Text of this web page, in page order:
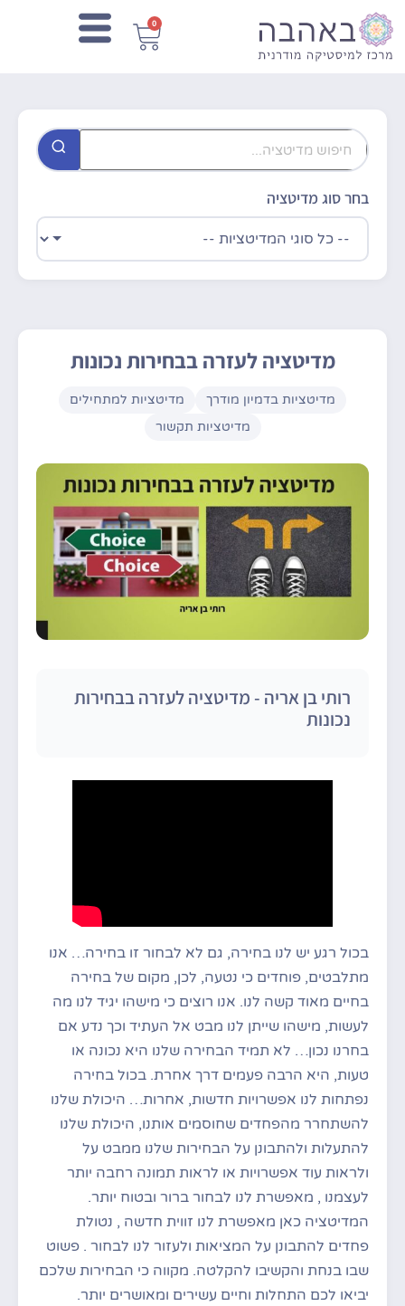
0
מדיטציה לעזרה בבחירות נכונות
מדיטציות בדמיון מודרך
מדיטציות למתחילים
מדיטציות תקשור
רותי בן אריה - מדיטציה לעזרה בבחירות
נכונות
בכול רגע יש לנו בחירה, גם לא לבחור זו בחירה… אנו
מתלבטים, פוחדים כי נטעה, לכן, מקום של בחירה
בחיים מאוד קשה לנו. אנו רוצים כי מישהו יגיד לנו מה
לעשות, מישהו שייתן לנו מבט אל העתיד וכך נדע אם
בחרנו נכון… לא תמיד הבחירה שלנו היא נכונה או
טעות, היא הרבה פעמים דרך אחרת. בכול בחירה
נפתחות לנו אפשרויות חדשות, אחרות… היכולת שלנו
להשתחרר מהפחדים שחוסמים אותנו, היכולת שלנו
להתעלות ולהתבונן על הבחירות שלנו ממבט על
ולראות עוד אפשרויות או לראות תמונה רחבה יותר
לעצמנו , מאפשרת לנו לבחור ברור ובטוח יותר.
המדיטציה כאן מאפשרת לנו זווית חדשה , נטולת
פחדים להתבונן על המציאות ולעזור לנו לבחור . פשוט
שבו בנחת והקשיבו להקלטה. מקווה כי הבחירות שלכם
יביאו לכם התחלות וחיים עשירים ומאושרים יותר.
בחר סוג מדיטציה